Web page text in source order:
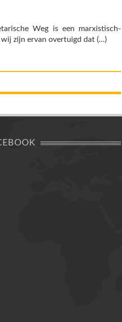
Weg is een marxistisch-
zijn ervan overtuigd dat (…)